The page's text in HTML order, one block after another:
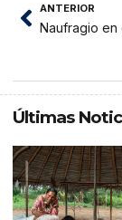
ANTERIOR
Últimas